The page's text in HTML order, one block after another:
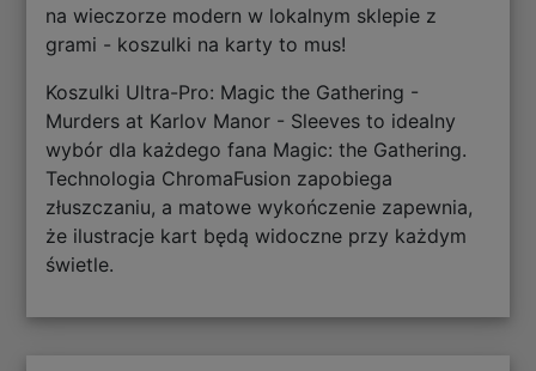
na wieczorze modern w lokalnym sklepie z
grami - koszulki na karty to mus!
Koszulki Ultra-Pro: Magic the Gathering -
Murders at Karlov Manor - Sleeves to idealny
wybór dla każdego fana Magic: the Gathering.
Technologia ChromaFusion zapobiega
złuszczaniu, a matowe wykończenie zapewnia,
że ilustracje kart będą widoczne przy każdym
świetle.